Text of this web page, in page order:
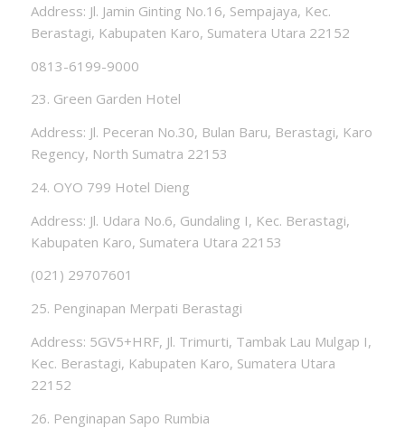
Address: Jl. Jamin Ginting No.16, Sempajaya, Kec.
Berastagi, Kabupaten Karo, Sumatera Utara 22152
0813-6199-9000
23. Green Garden Hotel
Address: Jl. Peceran No.30, Bulan Baru, Berastagi, Karo
Regency, North Sumatra 22153
24. OYO 799 Hotel Dieng
Address: Jl. Udara No.6, Gundaling I, Kec. Berastagi,
Kabupaten Karo, Sumatera Utara 22153
(021) 29707601
25. Penginapan Merpati Berastagi
Address: 5GV5+HRF, Jl. Trimurti, Tambak Lau Mulgap I,
Kec. Berastagi, Kabupaten Karo, Sumatera Utara
22152
26. Penginapan Sapo Rumbia